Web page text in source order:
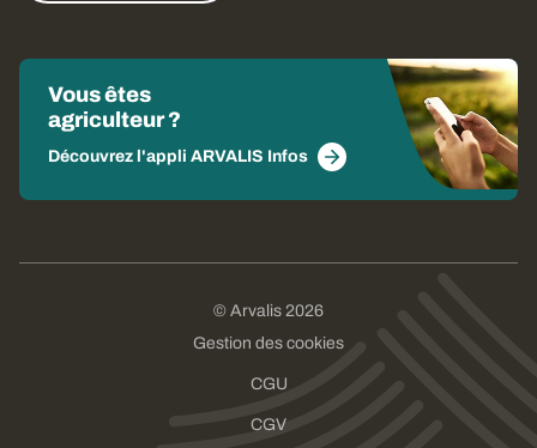
Vous êtes
agriculteur ?
Découvrez l'appli ARVALIS Infos
© Arvalis 2026
Gestion des cookies
CGU
CGV